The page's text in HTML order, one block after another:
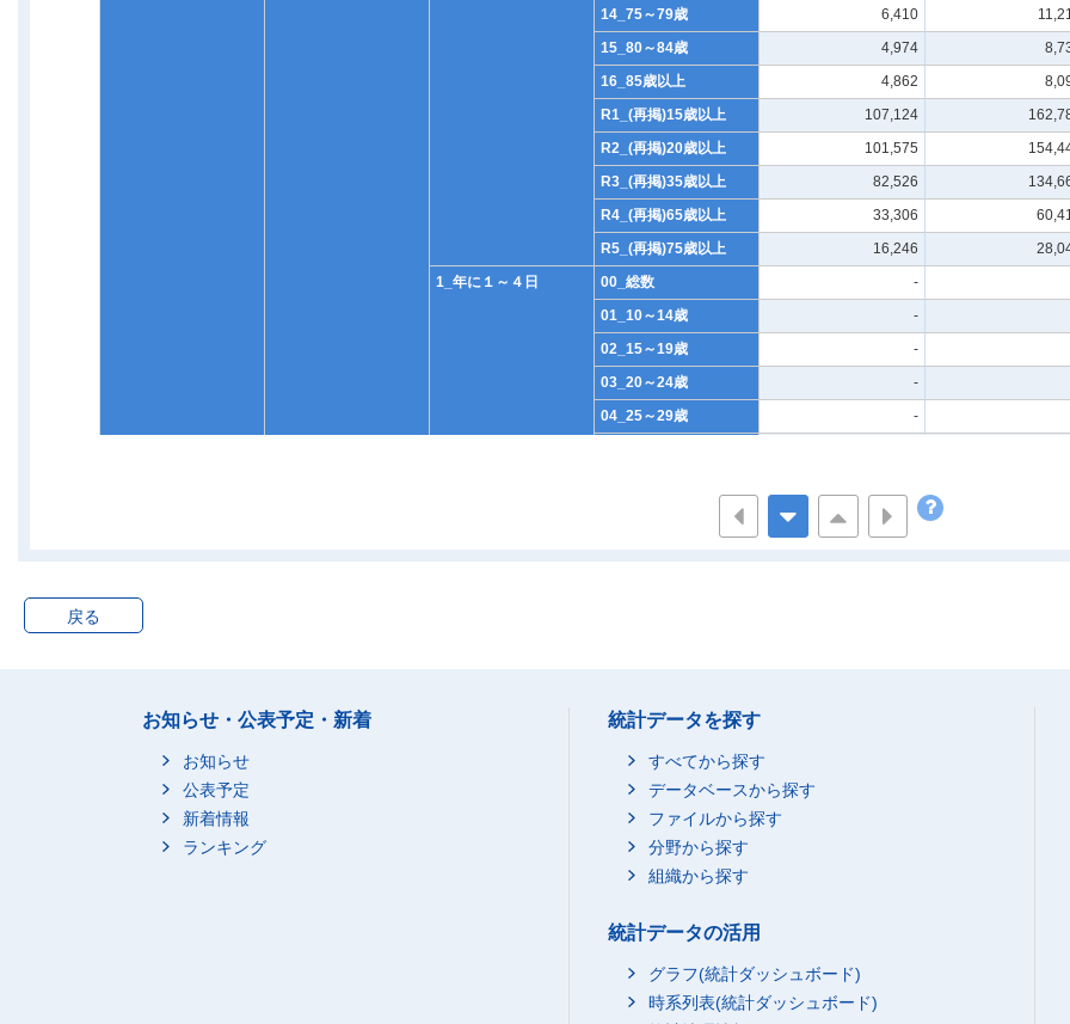
14_75～79歳
6,410
15_80～84歳
4,974
16_85歳以上
4,862
R1_(再掲)15歳以上
107,124
R2_(再掲)20歳以上
101,575
R3_(再掲)35歳以上
82,526
R4_(再掲)65歳以上
33,306
R5_(再掲)75歳以上
16,246
1_年に１～４日
00_総数 -
01_10～14歳
-
02_15～19歳
-
03_20～24歳
-
04_25～29歳
-
-
13_70～74歳
14_75～79歳
15_80～84歳
16_85歳以上
R1_(再掲)15歳以上
R2_(再掲)20歳以上
R5_(再掲)75歳以上
戻る
お知らせ・公表予定・新着
お知らせ
公表予定
新着情報
ランキング
統計データを探す
すべてから探す
データベースから探す
ファイルから探す
分野から探す
組織から探す
統計データの活用
グラフ(統計ダッシュボード)
時系列表(統計ダッシュボード)